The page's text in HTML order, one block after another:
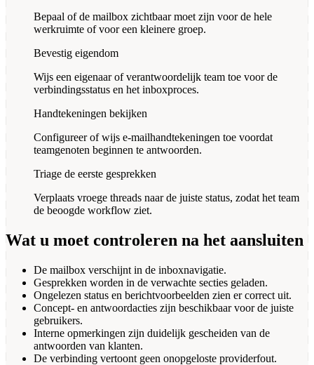
Bepaal of de mailbox zichtbaar moet zijn voor de hele
werkruimte of voor een kleinere groep.
Bevestig eigendom
Wijs een eigenaar of verantwoordelijk team toe voor de
verbindingsstatus en het inboxproces.
Handtekeningen bekijken
Configureer of wijs e-mailhandtekeningen toe voordat
teamgenoten beginnen te antwoorden.
Triage de eerste gesprekken
Verplaats vroege threads naar de juiste status, zodat het team
de beoogde workflow ziet.
Wat u moet controleren na het aansluiten
De mailbox verschijnt in de inboxnavigatie.
Gesprekken worden in de verwachte secties geladen.
Ongelezen status en berichtvoorbeelden zien er correct uit.
Concept- en antwoordacties zijn beschikbaar voor de juiste
gebruikers.
Interne opmerkingen zijn duidelijk gescheiden van de
antwoorden van klanten.
De verbinding vertoont geen onopgeloste providerfout.